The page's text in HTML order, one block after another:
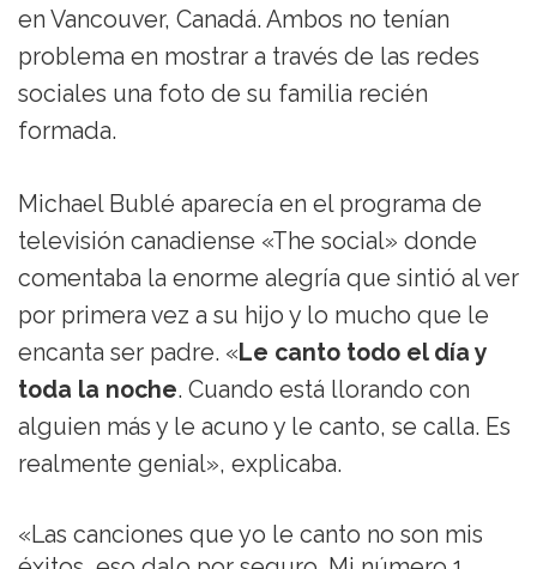
en Vancouver, Canadá. Ambos no tenían
problema en mostrar a través de las redes
sociales una foto de su familia recién
formada.
Michael Bublé aparecía en el programa de
televisión canadiense «The social» donde
comentaba la enorme alegría que sintió al ver
por primera vez a su hijo y lo mucho que le
encanta ser padre. «Le canto todo el día y
toda la noche. Cuando está llorando con
alguien más y le acuno y le canto, se calla. Es
realmente genial», explicaba.
«Las canciones que yo le canto no son mis